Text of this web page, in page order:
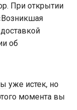
При открытии
об
уже истек, но
момента вы